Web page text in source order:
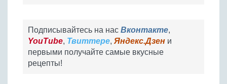
Подписывайтесь на нас Вконтакте,
YouTube, Твиттере, Яндекс.Дзен и
первыми получайте самые вкусные
рецепты!